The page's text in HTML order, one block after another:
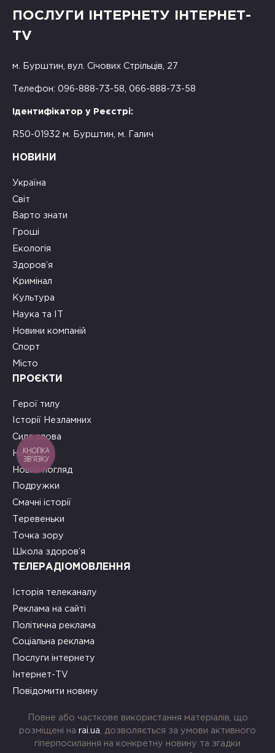
ПОСЛУГИ ІНТЕРНЕТУ ІНТЕРНЕТ-
TV
м. Бурштин, вул. Січових Стрільців, 27
Телефон: 096-888-73-58, 066-888-73-58
Ідентифікатор у Реєстрі:
R50-01932 м. Бурштин, м. Галич
НОВИНИ
Україна
Світ
Варто знати
Гроші
Екологія
Здоров’я
Кримінал
Культура
Наука та ІТ
Новини компаній
Спорт
Місто
ПРОЄКТИ
Герої тилу
Історії Незламних
Сила слова
На часі
Новий погляд
Подружки
Смачні історії
Теревеньки
Точка зору
Школа здоров’я
ТЕЛЕРАДІОМОВЛЕННЯ
Історія телеканалу
Реклама на сайті
Політична реклама
Соціальна реклама
Послуги інтернету
Інтернет-TV
Повідомити новину
Повне або часткове використання матеріалів, що
розміщені на rai.ua , дозволяється за умови активного
гіперпосилання на конкретну новину та згадки
КНОПКА
ЗВ'ЯЗКУ